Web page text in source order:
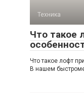
Техника
Что такое
Что такое лофт
В нашем